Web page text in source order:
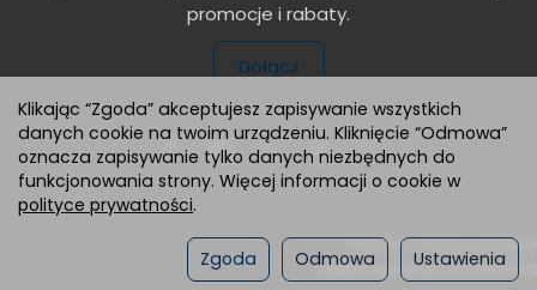
promocje i rabaty.
Dołącz
*) brutto +koszty dostawy
Sklep internetowy SOTESHOP AI
Klikając “Zgoda” akceptujesz zapisywanie wszystkich
danych cookie na twoim urządzeniu. Kliknięcie “Odmowa”
oznacza zapisywanie tylko danych niezbędnych do
funkcjonowania strony. Więcej informacji o cookie w
polityce prywatności.
Ustawienia
Odmowa
Zgoda